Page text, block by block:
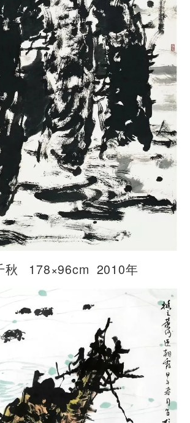
秋 178×96cm 2010年